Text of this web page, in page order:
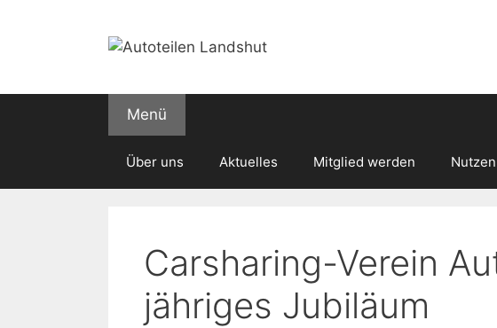
Menü
Über uns Aktuelles Mitglied werden Nutzen
Carsharing-Verein
jähriges Jubiläum